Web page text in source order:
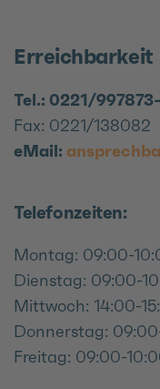
Erreichbarkeit
Tel.: 0221/
Fax: 0221/138082
eMail:
Telefonzeiten:
Montag: 09:00-
Dienstag: 09:00-
Mittwoch: 14:00-
Donnerstag:
Freitag: 09:00-